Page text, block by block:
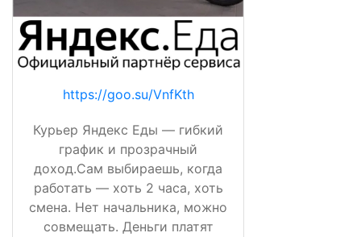
https://goo.su/VnfKth
Курьер Яндекс Еды — гибкий
график и прозрачный
доход.Сам выбираешь, когда
работать — хоть 2 часа, хоть
смена. Нет начальника, можно
совмещать. Деньги платят